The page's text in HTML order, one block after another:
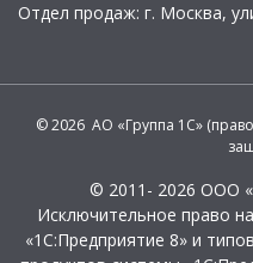
Отдел продаж: г. Москва,
© 2026 АО «Группа 1С»
© 2011- 2026 ООО
Исключительное право
«1С:Предприятие 8» и